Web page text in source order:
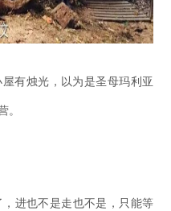
有烛光，以为是圣母玛利亚
。
进也不是走也不是，只能等